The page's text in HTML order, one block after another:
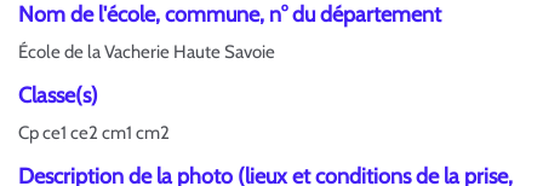
Nom de l'école, commune, n° du département
École de la Vacherie Haute Savoie
Classe(s)
Cp ce1 ce2 cm1 cm2
Description de la photo (lieux et conditions de la prise,